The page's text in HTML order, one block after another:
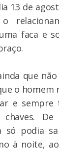
13 de
faca e
que
o homem
e sempre
chaves.
só podia
à noite,